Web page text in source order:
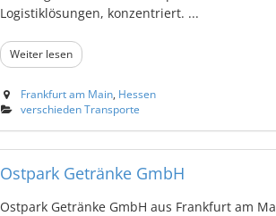
Logistiklösungen, konzentriert. ...
Weiter lesen
Frankfurt am Main, Hessen
verschieden Transporte
Ostpark Getränke GmbH
Ostpark Getränke GmbH aus Frankfurt am